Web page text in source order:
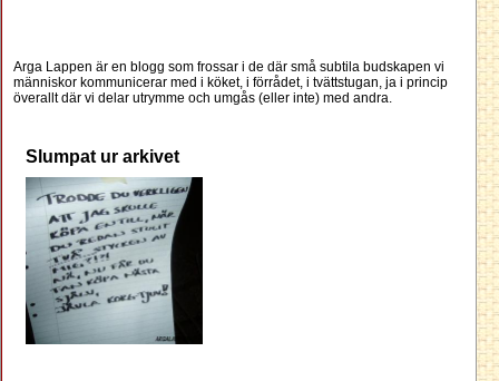
Arga Lappen är en blogg som frossar i de där små subtila budskapen vi
människor kommunicerar med i köket, i förrådet, i tvättstugan, ja i princip
överallt där vi delar utrymme och umgås (eller inte) med andra.
Slumpat ur arkivet